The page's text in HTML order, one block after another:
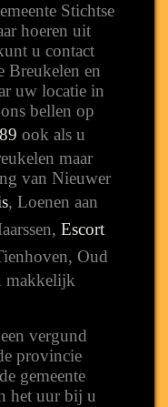
Stichtse
hoeren uit
u contact
Breukelen en
uw locatie in
bellen op
ook als u
maar
van Nieuwer
, Loenen aan
Escort
Oud
makkelijk
vergund
provincie
gemeente
het uur bij u